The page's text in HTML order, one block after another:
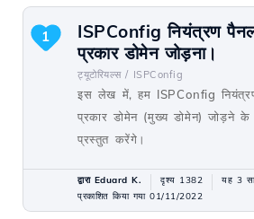
ISPConfig नियंत्रण
प्रकार डोमेन जोड़ना।
ट्यूटोरियल्स / ISPConfig
इस लेख में, हम ISPConfig
प्रकार डोमेन (मुख्य डोमेन) जोड़ने
प्रस्तुत करेंगे।
1
द्वारा Eduard K. दृश्य 1382
यह 3
प्रकाशित किया गया 01/11/2022